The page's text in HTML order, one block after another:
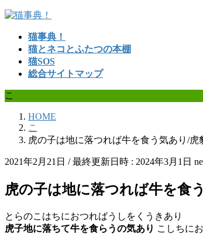
コ
ス
キ
ナ
ン
に
猫事典！
猫とネコとふたつの本棚
猫SOS
総合サイトマップ
こ
HOME
こ
虎の子は地に落つれば牛を食う気あり/
2021年2月21日 / 最終更新日時 : 2024年3月1日
虎の子は地に落つれば牛を食
とらのこはちにおつればうしをくうきあり
虎子地に落ちて牛を食らうの気あり こしちに